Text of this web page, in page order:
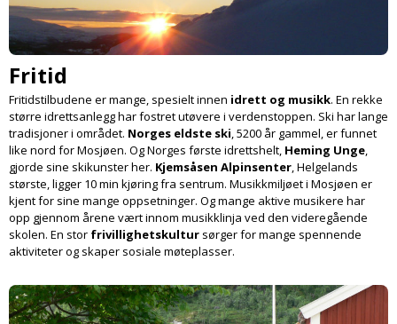
Fritid
Fritidstilbudene er mange, spesielt innen idrett og musikk. En rekke
større idretts­anlegg har fostret utøvere i verdens­toppen. Ski har lange
tradisjoner i området. Norges eldste ski, 5200 år gammel, er funnet
like nord for Mosjøen. Og Norges første idrettshelt, Heming Unge,
gjorde sine skikunster her. Kjemsåsen Alpinsenter, Helgelands
største, ligger 10 min kjøring fra sentrum. Musikk­miljøet i Mosjøen er
kjent for sine mange oppsetninger. Og mange aktive musikere har
opp gjennom årene vært innom musikklinja ved den videregående
skolen. En stor frivillighets­kultur sørger for mange spen­nende
aktiviteter og skaper sosiale møteplasser.